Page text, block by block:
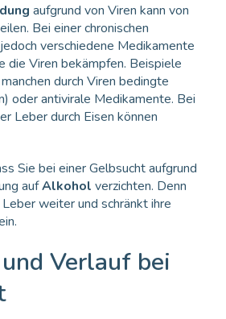
aufgrund von Viren kann von
Bei einer chronischen
verschiedene Medikamente
die Viren bekämpfen. Beispiele
durch Viren bedingte
oder antivirale Medikamente. Bei
Leber durch Eisen können
Sie bei einer Gelbsucht aufgrund
aufAlkohol verzichten. Denn
weiter und schränkt ihre
Verlauf bei